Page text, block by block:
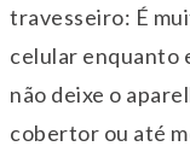
travesseiro: É
celular enquanto
não deixe o
cobertor ou até